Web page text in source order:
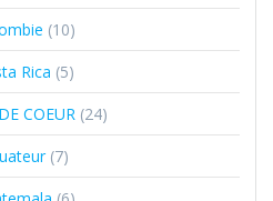
(10)
Rica (5)
COEUR (24)
(7)